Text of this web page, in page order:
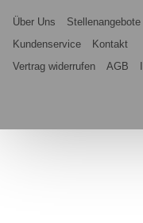
Über Uns Stellenangebote
Kundenservice
Kontakt
Vertrag widerrufen
AGB